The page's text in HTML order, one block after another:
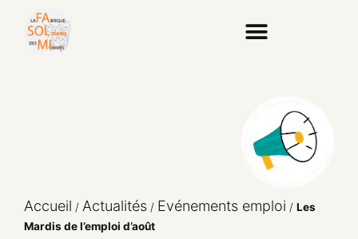
Accueil / Actualités / Evénements emploi / Les
Mardis de l’emploi d’août